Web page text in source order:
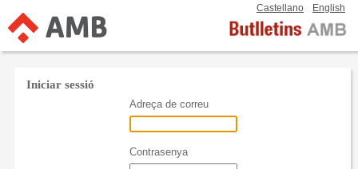
Castellano English
Iniciar sessió
Adreça de correu
Contrasenya